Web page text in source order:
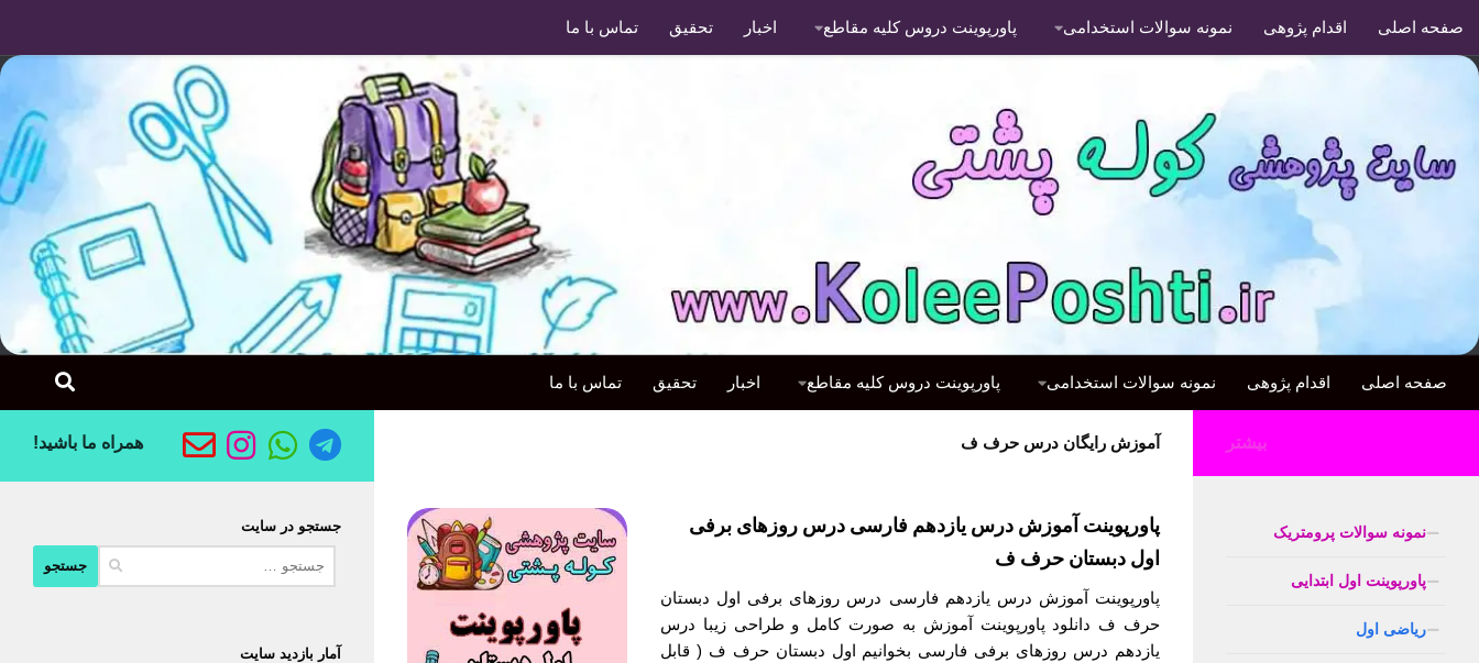
صفحه اصلی اقدام پژوهی نمونه سوالات استخدامی پاورپوینت دروس کلیه مقاطع اخبار تحقیق تماس با ما
صفحه اصلی اقدام پژوهی نمونه سوالات استخدامی پاورپوینت دروس کلیه مقاطع اخبار تحقیق تماس با ما
آموزش رایگان درس حرف ف
پاورپوینت آموزش درس یازدهم فارسی درس روزهای برفی
اول دبستان حرف ف
پاورپوینت آموزش درس یازدهم فارسی درس روزهای برفی اول دبستان
حرف ف دانلود پاورپوینت آموزش به صورت کامل و طراحی زیبا درس
یازدهم درس روزهای برفی فارسی بخوانیم اول دبستان حرف ف ( قابل
همراه ما باشید!
جستجو در سایت
آمار بازدید سایت
بیشتر
نمونه سوالات پرومتریک
پاورپوینت اول ابتدایی
ریاضی اول